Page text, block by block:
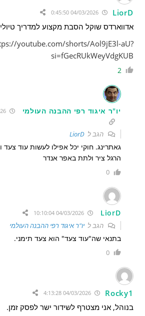
LiorD
אדווארדס שוקל הסבת מקצוע למדריך
youtube.com/shorts/Aol9jE3l-aU?
si=fGecRUkWeyVdgKUB
2
יו"ר איגוד רפי ההבנה העולמי 04/03/2026 7:48:56
הגב לLiorD
גאתרינג. חוקי יכל אפילו לעשות עוד צעד
הרגל ציר ולתת באפר אנדר
0
LiorD
הגב ליו"ר איגוד רפי ההבנה העולמי
בתנאי שה"עוד צעד" הוא צעד תימני.
0
Rocky1
בנוהל, אני מצטרף לשידור ישר לפסק זמן.